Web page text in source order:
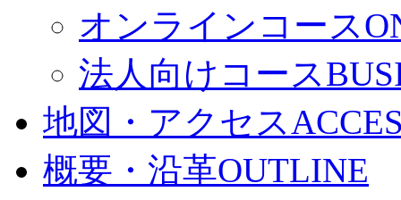
オンラインコース
法人向けコース
地図・アクセス
概要・沿革OUTLINE